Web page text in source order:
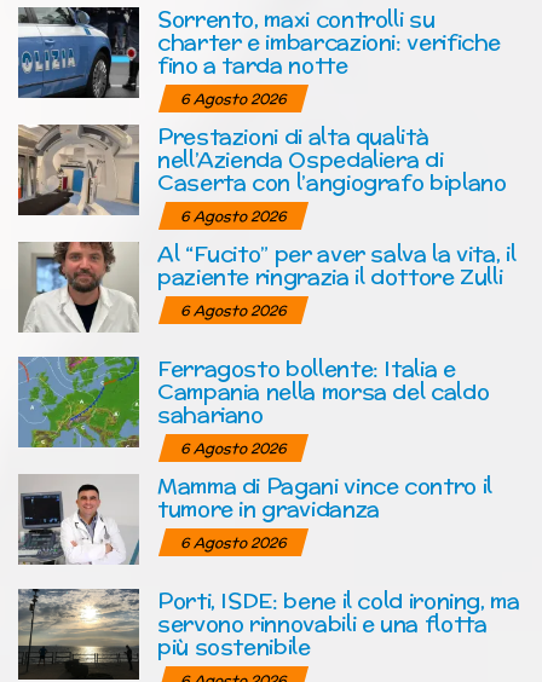
Sorrento, maxi controlli su
charter e imbarcazioni: verifiche
fino a tarda notte
6 Agosto 2026
Prestazioni di alta qualità
nell’Azienda Ospedaliera di
Caserta con l’angiografo biplano
6 Agosto 2026
Al “Fucito” per aver salva la vita, il
paziente ringrazia il dottore Zulli
6 Agosto 2026
Ferragosto bollente: Italia e
Campania nella morsa del caldo
sahariano
6 Agosto 2026
Mamma di Pagani vince contro il
tumore in gravidanza
6 Agosto 2026
Porti, ISDE: bene il cold ironing, ma
servono rinnovabili e una flotta
più sostenibile